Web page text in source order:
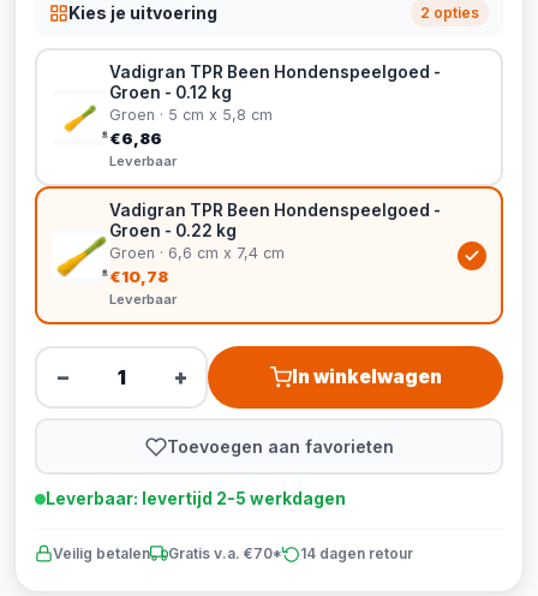
Kies je uitvoering 2 opties
Vadigran TPR Been Hondenspeelgoed -
Groen - 0.12 kg
Groen · 5 cm x 5,8 cm
€6,86
Leverbaar
Vadigran TPR Been Hondenspeelgoed -
Groen - 0.22 kg
Groen · 6,6 cm x 7,4 cm
€10,78
Leverbaar
− + In winkelwagen
Toevoegen aan favorieten
Leverbaar: levertijd 2-5 werkdagen
Veilig betalen Gratis v.a. €70* 14 dagen retour